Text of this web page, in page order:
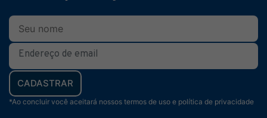
CADASTRAR
*Ao concluir você aceitará nossos termos de uso e política de privacidade